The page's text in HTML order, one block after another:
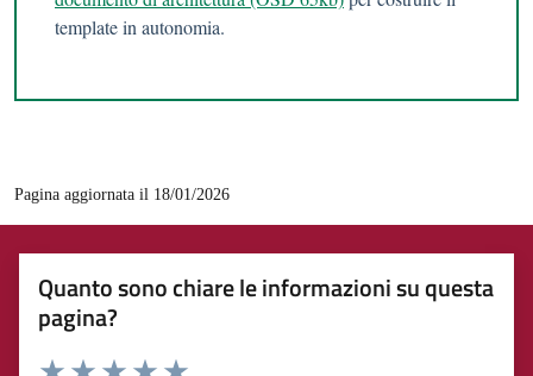
template in autonomia.
Pagina aggiornata il 18/01/2026
Quanto sono chiare le informazioni su questa
pagina?